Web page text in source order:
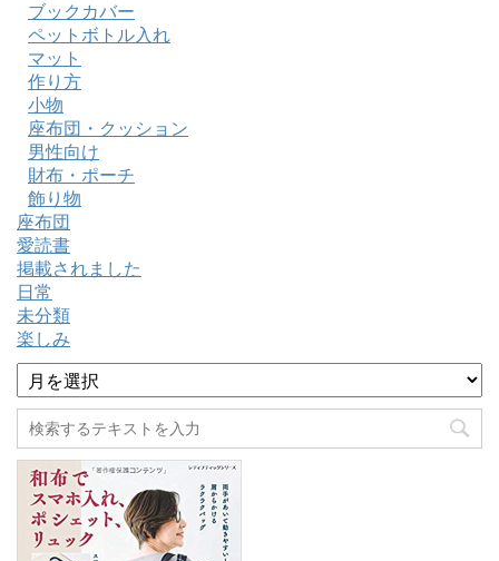
ブックカバー
ペットボトル入れ
マット
作り方
小物
座布団・クッション
男性向け
財布・ポーチ
飾り物
座布団
愛読書
掲載されました
日常
未分類
楽しみ
ア
ー
カ
イ
ブ